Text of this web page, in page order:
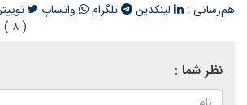
هم‌رسانی : لینکدین تلگرام واتساپ توییتر
( ۸ )
نظر شما :